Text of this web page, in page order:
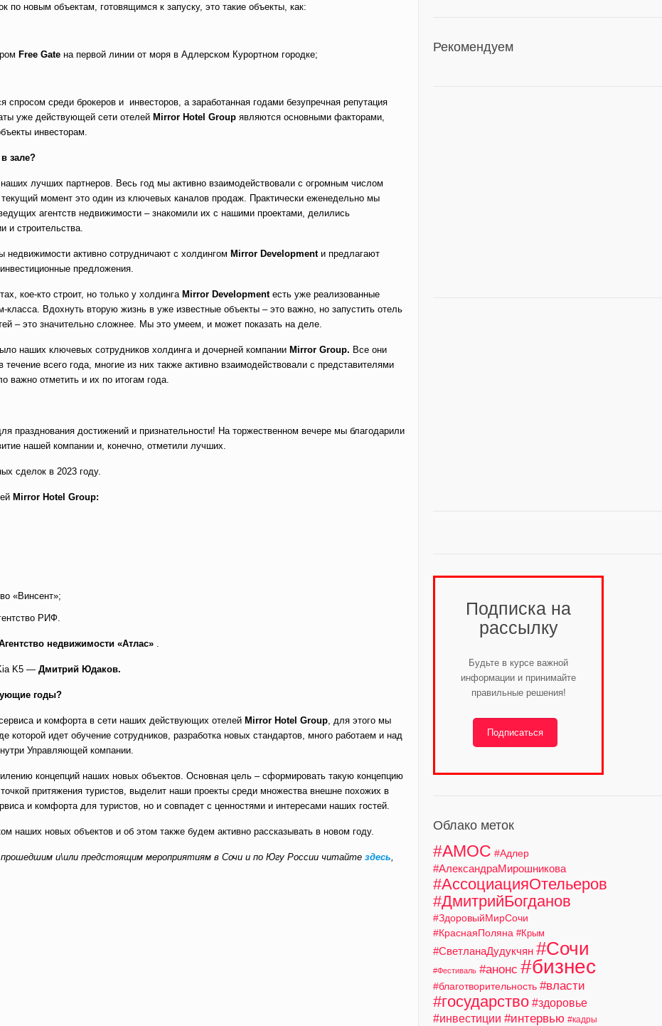
по новым объектам, готовящимся к запуску, это такие объекты, как:
Free Gate на первой линии от моря в Адлерском Курортном городке;
среди брокеров и инвесторов, а заработанная годами безупречная репутация
уже действующей сети отелейMirror Hotel Group являются основными факторами,
инвесторам.
зале?
лучших партнеров. Весь год мы активно взаимодействовали с огромным числом
момент это один из ключевых каналов продаж. Практически еженедельно мы
агентств недвижимости – знакомили их с нашими проектами, делились
и строительства.
активно сотрудничают с холдингомMirrorDevelopmentи предлагают
предложения.
кое-кто строит, но только у холдингаMirrorDevelopmentесть уже реализованные
Вдохнуть вторую жизнь в уже известные объекты – это важно, но запустить отель
– это значительно сложнее. Мы это умеем, и может показать на деле.
наших ключевых сотрудников холдинга и дочерней компанииMirrorGroup. Все они
всего года, многие из них также активно взаимодействовали с представителями
отметить и их по итогам года.
празднования достижений и признательности! На торжественном вечере мы благодарили
нашей компании и, конечно, отметили лучших.
сделок в 2023 году.
Mirror Hotel Group:
«Винсент»;
РИФ.
недвижимости «Атлас»
K5 —Дмитрий Юдаков.
годы?
и комфорта в сети наших действующих отелейMirror Hotel Group , для этого мы
идет обучение сотрудников, разработка новых стандартов, много работаем и над
Управляющей компании.
концепций наших новых объектов. Основная цель – сформировать такую концепцию
притяжения туристов, выделит наши проекты среди множества внешне похожих в
и комфорта для туристов, но и совпадет с ценностями и интересами наших гостей.
наших новых объектов и об этом также будем активно рассказывать в новом году.
и\или предстоящим мероприятиям в Сочи и по Югу России читайтездесь
Рекомендуем
Подписка на
рассылку
Будьте в курсе важной
информации и принимайте
правильные решения!
Подписаться
Облако меток
#АМОС #Адлер
#АлександраМирошникова
#АссоциацияОтельеров
#ДмитрийБогданов
#ЗдоровыйМирСочи
#КраснаяПоляна #Крым
#СветланаДудукчян #Сочи
#Фестиваль #анонс #бизнес
#благотворительность #власти
#государство #здоровье
#инвестиции #интервью #кадры